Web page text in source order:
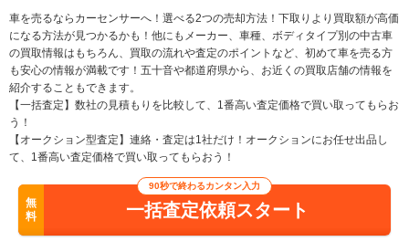
車を売るならカーセンサーへ！選べる2つの売却方法！下取りより買取額が高価
になる方法が見つかるかも！他にもメーカー、車種、ボディタイプ別の中古車
の買取情報はもちろん、買取の流れや査定のポイントなど、初めて車を売る方
も安心の情報が満載です！五十音や都道府県から、お近くの買取店舗の情報を
紹介することもできます。
【一括査定】数社の見積もりを比較して、1番高い査定価格で買い取ってもらお
う！
【オークション型査定】連絡・査定は1社だけ！オークションにお任せ出品し
て、1番高い査定価格で買い取ってもらおう！
無
料
90秒で終わるカンタン入力
一括査定依頼スタート